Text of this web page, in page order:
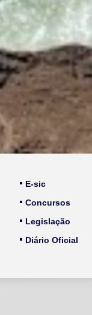
E-sic
Concursos
Legislação
Diário Oficial